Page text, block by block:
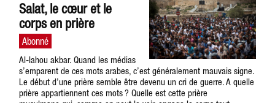
Salat, le cœur et le
corps en prière
Al-lahou akbar. Quand les médias
s’emparent de ces mots arabes, c’est généralement mauvais signe.
Le début d’une prière semble être devenu un cri de guerre. A quelle
prière appartiennent ces mots ? Quelle est cette prière